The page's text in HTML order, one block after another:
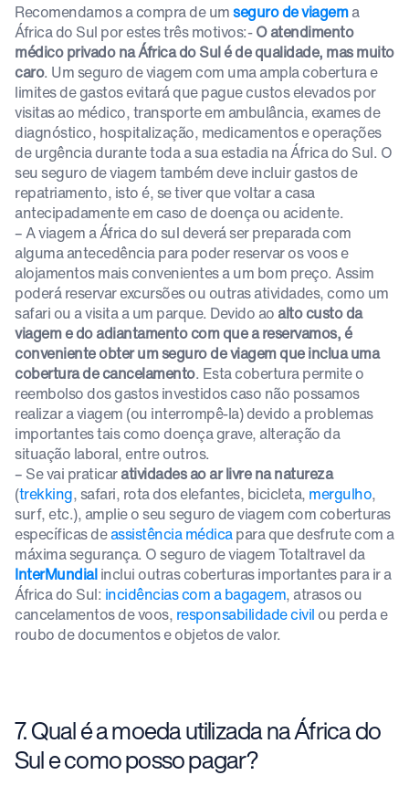
Recomendamos a compra de umseguro de viagema
África do Sul por estes três motivos:-O atendimento
médico privado na África do Sul é de qualidade, mas muito
caro. Um seguro de viagem com uma ampla cobertura e
limites de gastos evitará que pague custos elevados por
visitas ao médico, transporte em ambulância, exames de
diagnóstico, hospitalização, medicamentos e operações
de urgência durante toda a sua estadia na África do Sul. O
seu seguro de viagem também deve incluir gastos de
repatriamento, isto é, se tiver que voltar a casa
antecipadamente em caso de doença ou acidente.
– A viagem a África do sul deverá ser preparada com
alguma antecedência para poder reservar os voos e
alojamentos mais convenientes a um bom preço. Assim
poderá reservar excursões ou outras atividades, como um
safari ou a visita a um parque. Devido ao alto custo da
viagem e do adiantamento com que a reservamos, é
conveniente obter um seguro de viagem que inclua uma
cobertura de cancelamento. Esta cobertura permite o
reembolso dos gastos investidos caso não possamos
realizar a viagem (ou interrompê-la) devido a problemas
importantes tais como doença grave, alteração da
situação laboral, entre outros.
– Se vai praticaratividades ao ar livre na natureza
(trekking, safari, rota dos elefantes, bicicleta, mergulho,
surf, etc.), amplie o seu seguro de viagem com coberturas
específicas deassistência médicapara que desfrute com a
máxima segurança. O seguro de viagem Totaltravel da
InterMundialinclui outras coberturas importantes para ir a
África do Sul: incidências com a bagagem, atrasos ou
cancelamentos de voos, responsabilidade civilou perda e
roubo de documentos e objetos de valor.
7. Qual é a moeda utilizada na África do
Sul e como posso pagar?